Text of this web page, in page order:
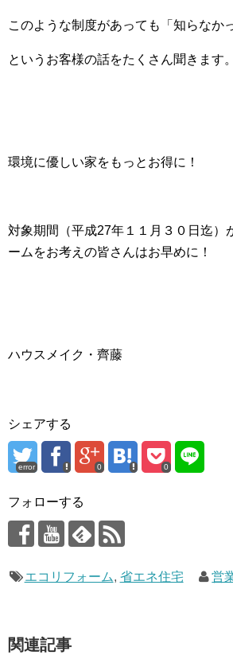
このような制度があっても「知らなか
というお客様の話をたくさん聞きます。
環境に優しい家をもっとお得に！
対象期間（平成27年１１月３０日迄）
ームをお考えの皆さんはお早めに！
ハウスメイク・齊藤
シェアする
error 0 0
フォローする
エコリフォーム, 省エネ住宅 営
関連記事